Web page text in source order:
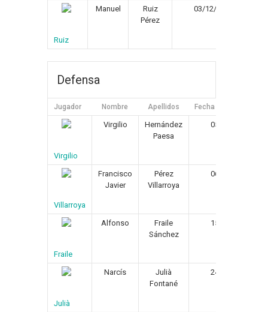
Ruiz
Manuel
Ruiz
Pérez
03/12/1962
Defensa
Jugador Nombre Apellidos Fecha de Nacimiento
Virgilio
Virgilio
Hernández
Paesa
05/09/1968
Villarroya
Francisco
Javier
Pérez
Villarroya
06/08/1966
Fraile
Alfonso
Fraile
Sánchez
15/01/1960
Julià
Narcís
Julià
Fontané
24/05/1963